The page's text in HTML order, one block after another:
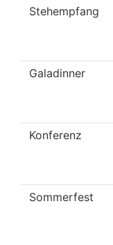
Stehempfang
Galadinner
Konferenz
Sommerfest